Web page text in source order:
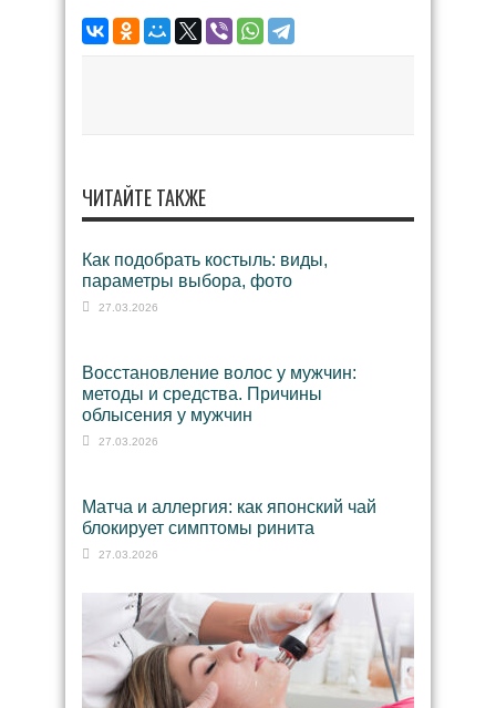
ЧИТАЙТЕ ТАКЖЕ
Как подобрать костыль: виды,
параметры выбора, фото
27.03.2026
Восстановление волос у мужчин:
методы и средства. Причины
облысения у мужчин
27.03.2026
Матча и аллергия: как японский чай
блокирует симптомы ринита
27.03.2026